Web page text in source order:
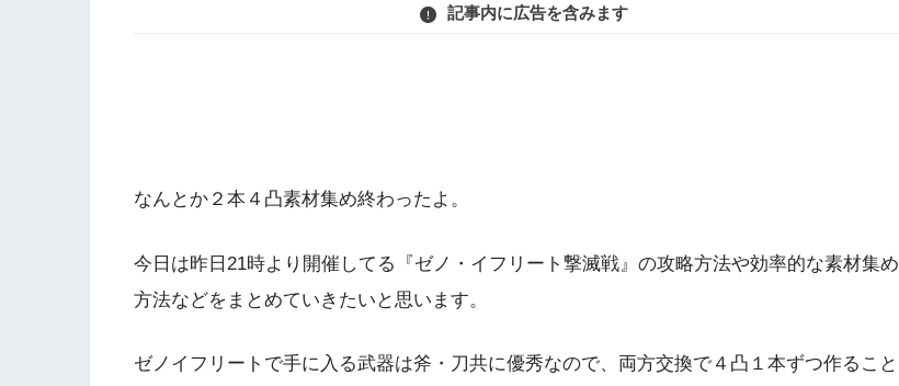
記事内に広告を含みます
なんとか２本４凸素材集め終わったよ。
今日は昨日21時より開催してる『ゼノ・イフリート撃滅戦』の攻略方法や効率的な素材集め
方法などをまとめていきたいと思います。
ゼノイフリートで手に入る武器は斧・刀共に優秀なので、両方交換で４凸１本ずつ作ること